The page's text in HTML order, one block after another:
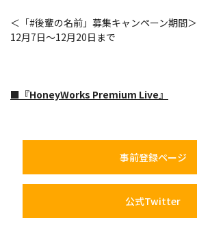
＜「#後輩の名前」募集キャンペーン期間＞
12月7日～12月20日まで
■『HoneyWorks Premium Live』
事前登録ページ
公式Twitter